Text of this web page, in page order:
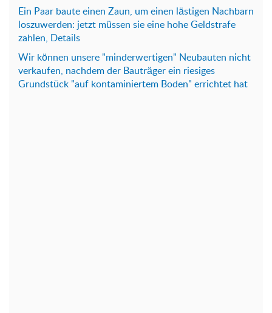
Ein Paar baute einen Zaun, um einen lästigen Nachbarn
loszuwerden: jetzt müssen sie eine hohe Geldstrafe
zahlen, Details
Wir können unsere "minderwertigen" Neubauten nicht
verkaufen, nachdem der Bauträger ein riesiges
Grundstück "auf kontaminiertem Boden" errichtet hat